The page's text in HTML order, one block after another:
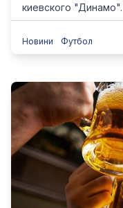
киевского
Новини Футбол